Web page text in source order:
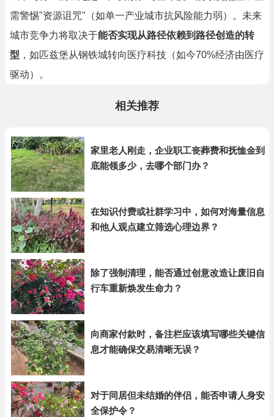
需警惕"资源诅咒"（如单一产业城市抗风险能力弱）。未来
城市竞争力将取决于能否实现从路径依赖到路径创造的转
型 ，如匹兹堡从钢铁城转向医疗科技（如今70%经济由医疗
驱动）。
相关推荐
家里老人刚走，企业职工丧葬费和抚恤金到
底能领多少，去哪个部门办？
在知识付费或社群学习中，如何对海量信息
和他人观点建立筛选心理边界？
除了强制清理，能否通过创意改造让废旧自
行车重新焕发生命力？
向商家付款时，备注栏应该填写哪些关键信
息才能确保交易清晰无误？
对于同居但未结婚的伴侣，能否申请人身安
全保护令？